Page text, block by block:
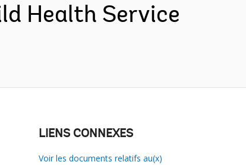
Health Service
LIENS CONNEXES
Voir les documents relatifs au(x)